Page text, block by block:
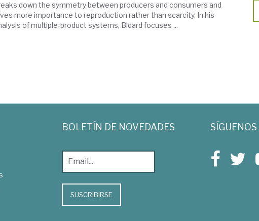
down the symmetry between producers and consumers and
more importance to reproduction rather than scarcity. In his
of multiple-product systems, Bidard focuses ...
BOLETÍN DE NOVEDADES
SUSCRIBIRSE
SÍGUENOS